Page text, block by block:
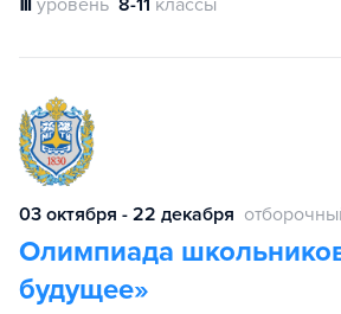
Ⅲ уровень 8-11 классы
03 октября - 22 декабря
Олимпиада
будущее»